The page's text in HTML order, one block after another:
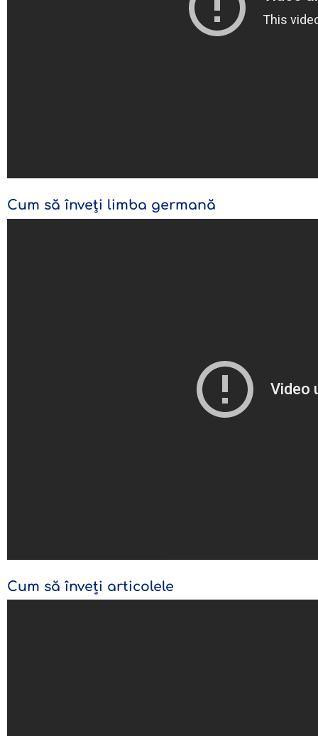
Cum să înveți limba germană
Cum să înveți articolele